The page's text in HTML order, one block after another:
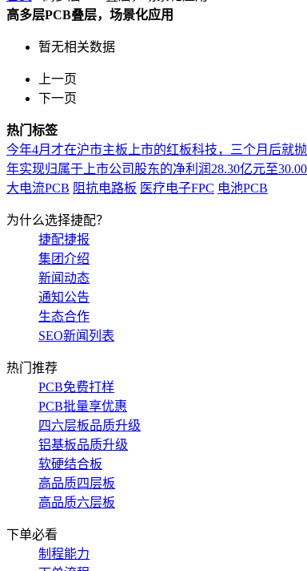
高多层PCB叠层，场景化应用
暂无相关数据
上一页
下一页
热门标签
今年4月才在沪市主板上市的红板科技，三个月后就
年实现归属于上市公司股东的净利润28.30亿元至
大电流PCB 阻抗电路板 医疗电子FPC 电池PCB
为什么选择捷配？
捷配捷报
集团介绍
新闻动态
通知公告
生态合作
SEO新闻列表
热门推荐
PCB免费打样
PCB批量享优惠
四六层板品质升级
铝基板品质升级
软硬结合板
高品质四层板
高品质六层板
下单必看
制程能力